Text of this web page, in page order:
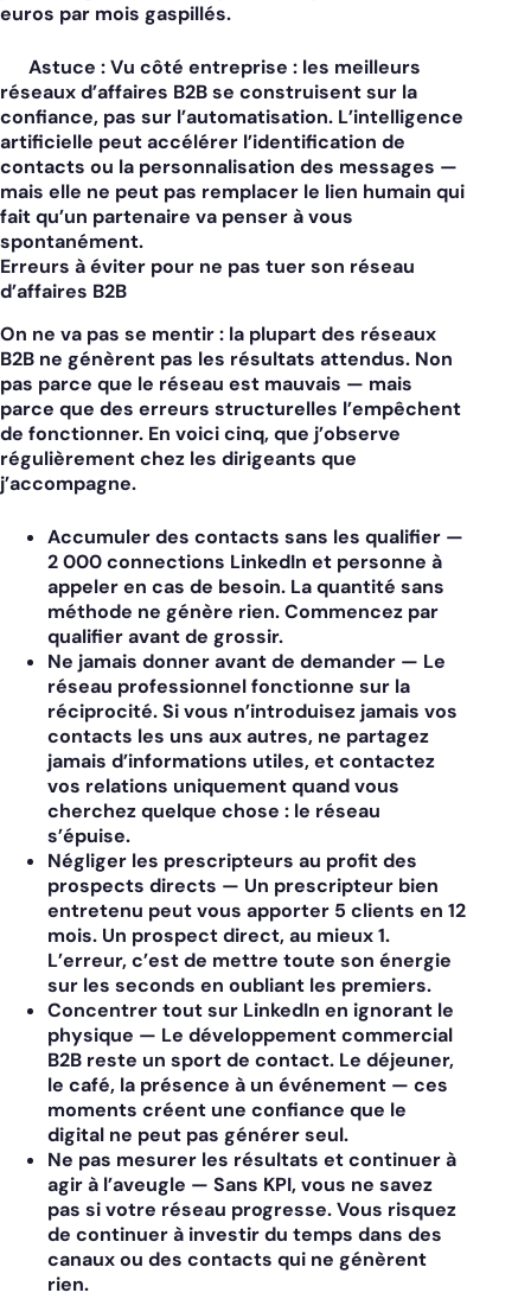
euros par mois gaspillés.
Astuce :Vu côté entreprise : les meilleurs
réseaux d’affaires B2B se construisent sur la
confiance, pas sur l’automatisation. L’intelligence
artificielle peut accélérer l’identification de
contacts ou la personnalisation des messages —
mais elle ne peut pas remplacer le lien humain qui
fait qu’un partenaire va penser à vous
spontanément.
Erreurs à éviter pour ne pas tuer son réseau
d’affaires B2B
On ne va pas se mentir : la plupart des réseaux
B2B ne génèrent pas les résultats attendus. Non
pas parce que le réseau est mauvais — mais
parce que des erreurs structurelles l’empêchent
de fonctionner. En voici cinq, que j’observe
régulièrement chez les dirigeants que
j’accompagne.
Accumuler des contacts sans les qualifier —
2 000 connections LinkedIn et personne à
appeler en cas de besoin. La quantité sans
méthode ne génère rien. Commencez par
qualifier avant de grossir.
Ne jamais donner avant de demander — Le
réseau professionnel fonctionne sur la
réciprocité. Si vous n’introduisez jamais vos
contacts les uns aux autres, ne partagez
jamais d’informations utiles, et contactez
vos relations uniquement quand vous
cherchez quelque chose : le réseau
s’épuise.
Négliger les prescripteurs au profit des
prospects directs — Un prescripteur bien
entretenu peut vous apporter 5 clients en 12
mois. Un prospect direct, au mieux 1.
L’erreur, c’est de mettre toute son énergie
sur les seconds en oubliant les premiers.
Concentrer tout sur LinkedIn en ignorant le
physique — Le développement commercial
B2B reste un sport de contact. Le déjeuner,
le café, la présence à un événement — ces
moments créent une confiance que le
digital ne peut pas générer seul.
Ne pas mesurer les résultats et continuer à
agir à l’aveugle — Sans KPI, vous ne savez
pas si votre réseau progresse. Vous risquez
de continuer à investir du temps dans des
canaux ou des contacts qui ne génèrent
rien.